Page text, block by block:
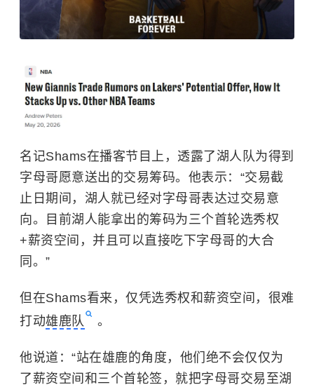
名记Shams在播客节目上，透露了湖人队为得到
字母哥愿意送出的交易筹码。他表示：“交易截
止日期间，湖人就已经对字母哥表达过交易意
向。目前湖人能拿出的筹码为三个首轮选秀权
+薪资空间，并且可以直接吃下字母哥的大合
同。”
但在Shams看来，仅凭选秀权和薪资空间，很难
打动雄鹿队 。
他说道：“站在雄鹿的角度，他们绝不会仅仅为
了薪资空间和三个首轮签，就把字母哥交易至湖